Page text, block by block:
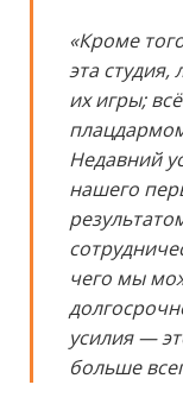
«Кроме
эта
их игры;
Недавний
нашего
чего мы
усилия —
больше